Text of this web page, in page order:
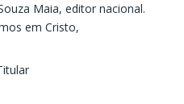
Maia, editor nacional.
em Cristo,